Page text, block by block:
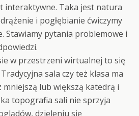
interaktywne. Taka jest natura
i pogłębianie ćwiczymy
Stawiamy pytania problemowe i
w przestrzeni wirtualnej to się
sala czy też klasa ma
mniejszą lub większą katedrą i
topografia sali nie sprzyja
dzieleniu się